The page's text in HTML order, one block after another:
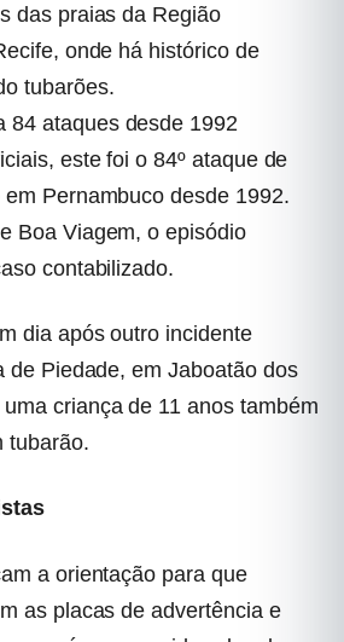
das praias da Região
onde há histórico de
tubarões.
84 ataques desde 1992
este foi o 84º ataque de
Pernambuco desde 1992.
Boa Viagem, o episódio
contabilizado.
dia após outro incidente
de Piedade, em Jaboatão dos
criança de 11 anos também
tubarão.
a orientação para que
as placas de advertência e